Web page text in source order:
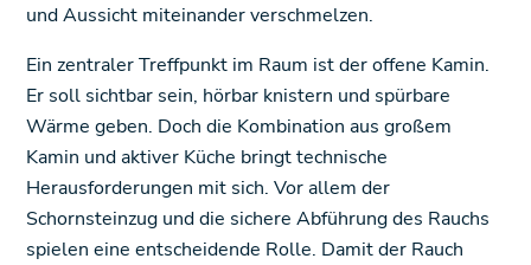
und Aussicht miteinander verschmelzen.
Ein zentraler Treffpunkt im Raum ist der offene Kamin.
Er soll sichtbar sein, hörbar knistern und spürbare
Wärme geben. Doch die Kombination aus großem
Kamin und aktiver Küche bringt technische
Herausforderungen mit sich. Vor allem der
Schornsteinzug und die sichere Abführung des Rauchs
spielen eine entscheidende Rolle. Damit der Rauch